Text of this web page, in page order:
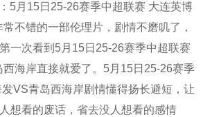
5月15日25-26赛季中超联赛 大连英博
不错的一部伦理片，剧情不磨叽了，
一次看到5月15日25-26赛季中超联赛
海岸直接就爱了。5月15日25-26赛季
VS青岛西海岸剧情懂得扬长避短，让
想看的废话，省去没人想看的感情